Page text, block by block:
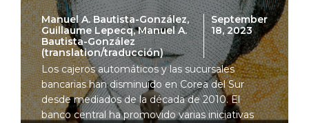
Manuel A. Bautista-González,
Guillaume Lepecq, Manuel A.
Bautista-González
(translation/traducción)
September
18, 2023
Los cajeros automáticos y las sucursales
bancarias han disminuido en Corea del Sur
desde mediados de la década de 2010. El
banco central ha promovido varias iniciativas